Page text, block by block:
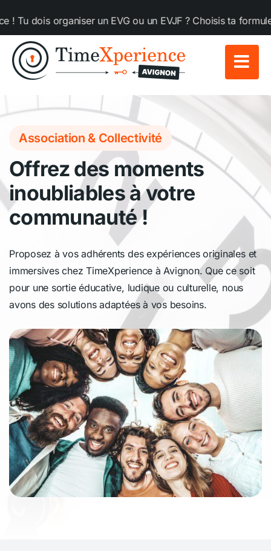
au
contenu
organiser un EVG ou un EVJF ? Choisis ta formule
Association & Collectivité
Offrez des moments
inoubliables à votre
communauté !
Proposez à vos adhérents des expériences originales et
immersives chez TimeXperience à Avignon. Que ce soit
pour une sortie éducative, ludique ou culturelle, nous
avons des solutions adaptées à vos besoins.